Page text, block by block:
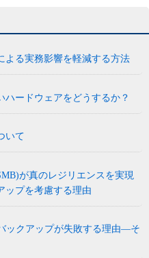
よる実務影響を軽減する方法
ハードウェアをどうするか？
いて
が真のレジリエンスを実現
ップを考慮する理由
ックアップが失敗する理由―そ